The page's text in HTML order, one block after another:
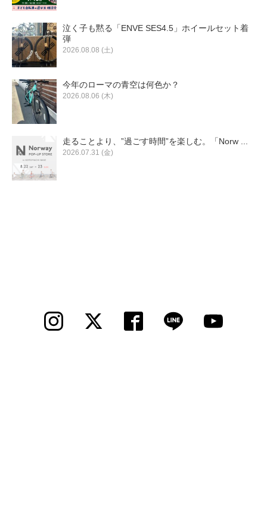
泣く子も黙る「ENVE SES4.5」ホイールセット着
弾
2026.08.08 (土)
今年のローマの青空は何色か？
2026.08.06 (木)
走ることより、”過ごす時間”を楽しむ。「Norw ...
2026.07.31 (金)